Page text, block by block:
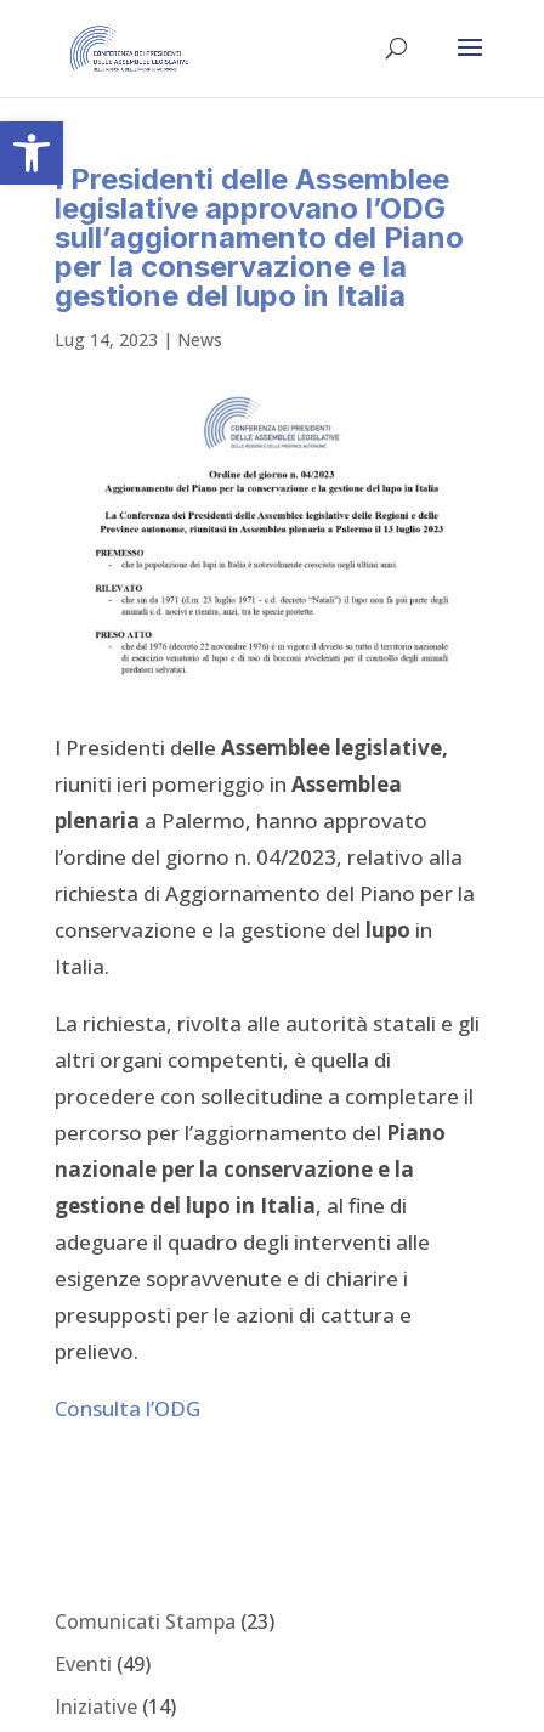
Apri la barra degli strumenti
I Presidenti delle Assemblee
legislative approvano l’ODG
sull’aggiornamento del Piano
per la conservazione e la
gestione del lupo in Italia
Lug 14, 2023 | News
I Presidenti delle Assemblee legislative,
riuniti ieri pomeriggio in Assemblea
plenaria a Palermo, hanno approvato
l’ordine del giorno n. 04/2023, relativo alla
richiesta di Aggiornamento del Piano per la
conservazione e la gestione del lupo in
Italia.
La richiesta, rivolta alle autorità statali e gli
altri organi competenti, è quella di
procedere con sollecitudine a completare il
percorso per l’aggiornamento del Piano
nazionale per la conservazione e la
gestione del lupo in Italia, al fine di
adeguare il quadro degli interventi alle
esigenze sopravvenute e di chiarire i
presupposti per le azioni di cattura e
prelievo.
Consulta l’ODG
Comunicati Stampa (23)
Eventi (49)
Iniziative(14)